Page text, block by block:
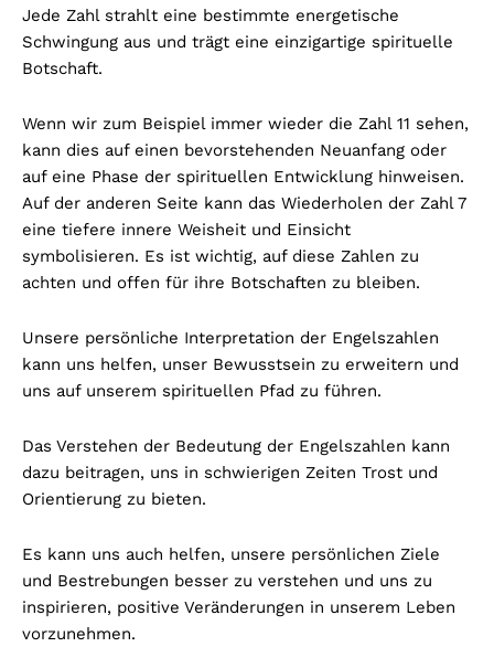
Jede Zahl strahlt eine bestimmte energetische
Schwingung aus und trägt eine einzigartige spirituelle
Botschaft.
Wenn wir zum Beispiel immer wieder die Zahl 11 sehen,
kann dies auf einen bevorstehenden Neuanfang oder
auf eine Phase der spirituellen Entwicklung hinweisen.
Auf der anderen Seite kann das Wiederholen der Zahl 7
eine tiefere innere Weisheit und Einsicht
symbolisieren. Es ist wichtig, auf diese Zahlen zu
achten und offen für ihre Botschaften zu bleiben.
Unsere persönliche Interpretation der Engelszahlen
kann uns helfen, unser Bewusstsein zu erweitern und
uns auf unserem spirituellen Pfad zu führen.
Das Verstehen der Bedeutung der Engelszahlen kann
dazu beitragen, uns in schwierigen Zeiten Trost und
Orientierung zu bieten.
Es kann uns auch helfen, unsere persönlichen Ziele
und Bestrebungen besser zu verstehen und uns zu
inspirieren, positive Veränderungen in unserem Leben
vorzunehmen.